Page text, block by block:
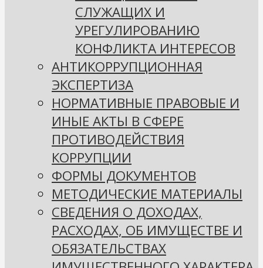
СЛУЖАЩИХ И
УРЕГУЛИРОВАНИЮ
КОНФЛИКТА ИНТЕРЕСОВ
АНТИКОРРУПЦИОННАЯ
ЭКСПЕРТИЗА
НОРМАТИВНЫЕ ПРАВОВЫЕ И
ИНЫЕ АКТЫ В СФЕРЕ
ПРОТИВОДЕЙСТВИЯ
КОРРУПЦИИ
ФОРМЫ ДОКУМЕНТОВ
МЕТОДИЧЕСКИЕ МАТЕРИАЛЫ
СВЕДЕНИЯ О ДОХОДАХ,
РАСХОДАХ, ОБ ИМУЩЕСТВЕ И
ОБЯЗАТЕЛЬСТВАХ